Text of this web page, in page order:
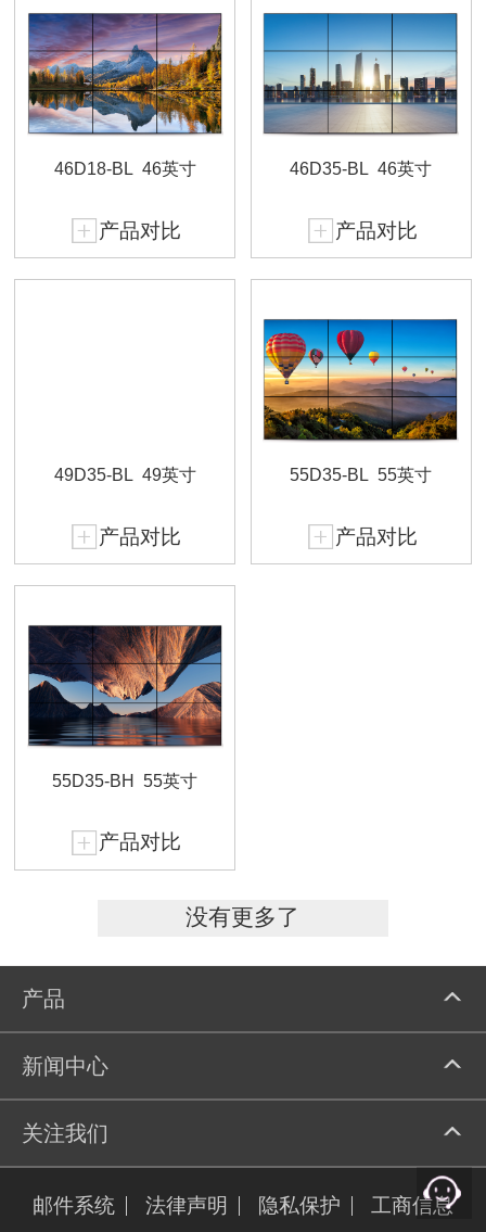
46D18-BL 46英寸
产品对比
46D35-BL 46英寸
产品对比
49D35-BL 49英寸
产品对比
55D35-BL 55英寸
产品对比
55D35-BH 55英寸
产品对比
没有更多了
产品
新闻中心
关注我们
邮件系统 法律声明 隐私保护 工商信息